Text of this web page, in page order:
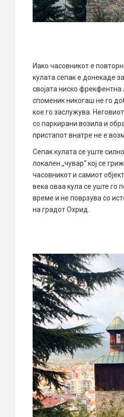
Иако часовникот е
кулата сепак е донекаде
својата ниско фрекфентна
споменик никогаш не го
кое го заслужува.
со паркирани возила и
пристапот внатре не е
Сепак кулата се уште
локален „чувар“ кој се
часовникот и самиот
века оваа кула се уште го
време и не поврзува со
на градот Охрид.